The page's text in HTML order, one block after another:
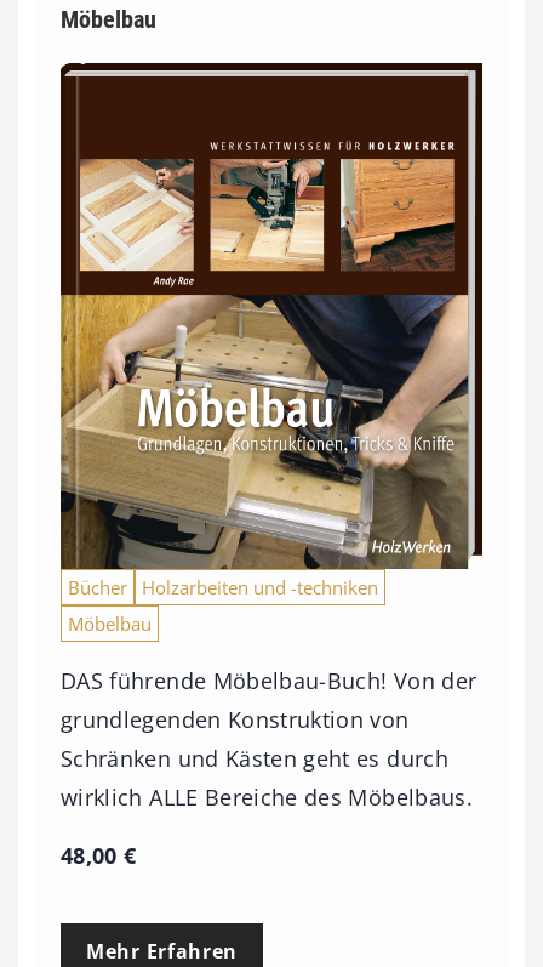
Möbelbau
Bücher
Holzarbeiten und -techniken
Möbelbau
DAS führende Möbelbau-Buch! Von der
grundlegenden Konstruktion von
Schränken und Kästen geht es durch
wirklich ALLE Bereiche des Möbelbaus.
48,00€
Mehr Erfahren